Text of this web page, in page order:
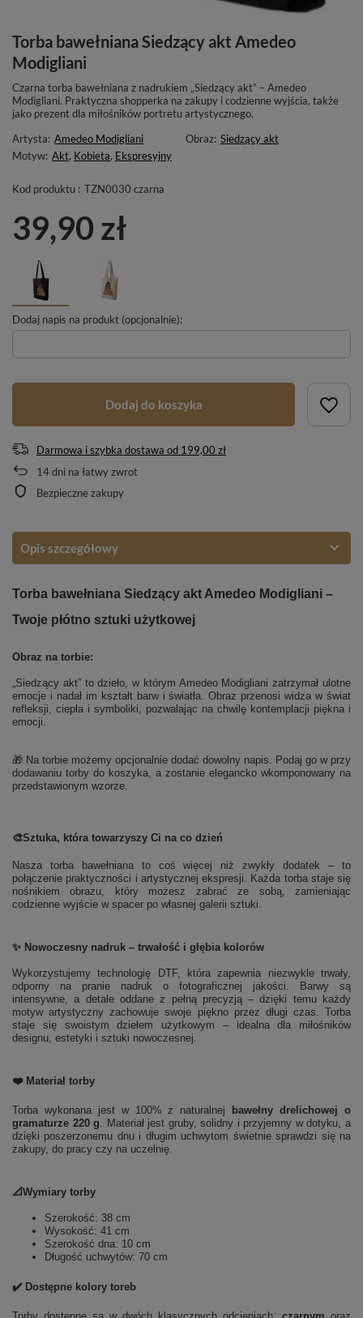
Torba bawełniana Siedzący akt Amedeo
Modigliani
Czarna torba bawełniana z nadrukiem „Siedzący akt” – Amedeo
Modigliani. Praktyczna shopperka na zakupy i codzienne wyjścia, także
jako prezent dla miłośników portretu artystycznego.
Artysta: Amedeo Modigliani Obraz: Siedzący akt
Motyw: Akt, Kobieta, Ekspresyjny
Kod produktu : TZN0030 czarna
39,90 zł
Dodaj napis na produkt (opcjonalnie):
Dodaj do koszyka
Darmowa i szybka dostawa od 199,00 zł
14dni na łatwy zwrot
Bezpieczne zakupy
Opis szczegółowy
Torba bawełniana Siedzący akt Amedeo Modigliani –
Twoje płótno sztuki użytkowej
Obraz na torbie:
„Siedzący akt” to dzieło, w którym Amedeo Modigliani zatrzymał ulotne
emocje i nadał im kształt barw i światła. Obraz przenosi widza w świat
refleksji, ciepła i symboliki, pozwalając na chwilę kontemplacji piękna i
emocji.
🎁 Na torbie możemy opcjonalnie dodać dowolny napis. Podaj go w przy
dodawaniu torby do koszyka, a zostanie elegancko wkomponowany na
przedstawionym wzorze.
🎨Sztuka, która towarzyszy Ci na co dzień
Nasza torba bawełniana to coś więcej niż zwykły dodatek – to
połączenie praktyczności i artystycznej ekspresji. Każda torba staje się
nośnikiem obrazu, który możesz zabrać ze sobą, zamieniając
codzienne wyjście w spacer po własnej galerii sztuki.
✨ Nowoczesny nadruk – trwałość i głębia kolorów
Wykorzystujemy technologię DTF, która zapewnia niezwykle trwały,
odporny na pranie nadruk o fotograficznej jakości. Barwy są
intensywne, a detale oddane z pełną precyzją – dzięki temu każdy
motyw artystyczny zachowuje swoje piękno przez długi czas. Torba
staje się swoistym dziełem użytkowym – idealna dla miłośników
designu, estetyki i sztuki nowoczesnej.
❤️ Materiał torby
Torba wykonana jest w 100% z naturalnej
bawełny drelichowej o
gramaturze 220 g. Materiał jest gruby, solidny i przyjemny w dotyku, a
dzięki poszerzonemu dnu i długim uchwytom świetnie sprawdzi się na
zakupy, do pracy czy na uczelnię.
📐Wymiary torby
Szerokość: 38 cm
Wysokość: 41 cm
Szerokość dna: 10 cm
Długość uchwytów: 70 cm
✔️ Dostępne kolory toreb